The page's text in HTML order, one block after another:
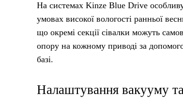
На системах Kinze Blue Drive особливу
умовах високої вологості ранньої
що окремі секції сівалки можуть
опору на кожному приводі за
базі.
Налаштування вакууму